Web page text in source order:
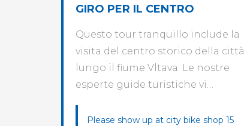
GIRO PER IL CENTRO
Questo tour tranquillo include la
visita del centro storico della città
lungo il fiume Vltava. Le nostre
esperte guide turistiche vi…
Please show up at city bike shop 15